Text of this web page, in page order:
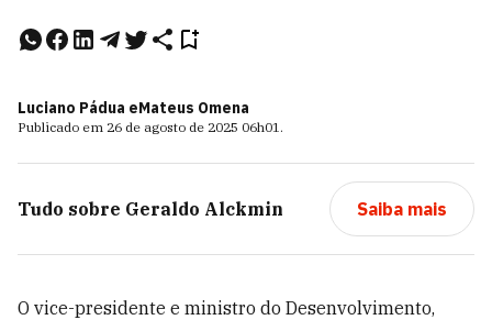
Luciano Pádua eMateus Omena
Publicado em 26 de agosto de 2025 06h01.
Tudo sobre Geraldo Alckmin Saiba mais
O vice-presidente e ministro do Desenvolvimento,